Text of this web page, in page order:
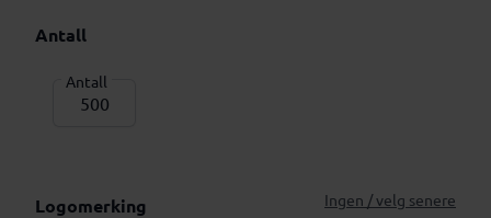
Antall
Antall
Logomerking Ingen / velg senere